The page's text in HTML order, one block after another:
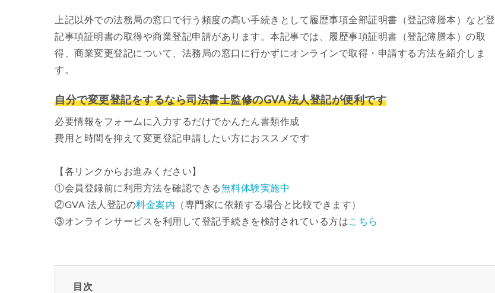
上記以外での法務局の窓口で行う頻度の高い手続きとして履歴事項全部証明書（登記簿謄本）など登
記事項証明書の取得や商業登記申請があります。本記事では、履歴事項証明書（登記簿謄本）の取
得、商業変更登記について、法務局の窓口に行かずにオンラインで取得・申請する方法を紹介しま
す。
自分で変更登記をするなら司法書士監修のGVA 法人登記が便利です
必要情報をフォームに入力するだけでかんたん書類作成
費用と時間を抑えて変更登記申請したい方におススメです
【各リンクからお進みください】
①会員登録前に利用方法を確認できる無料体験実施中
②GVA 法人登記の料金案内 （専門家に依頼する場合と比較できます）
③オンラインサービスを利用して登記手続きを検討されている方はこちら
目次